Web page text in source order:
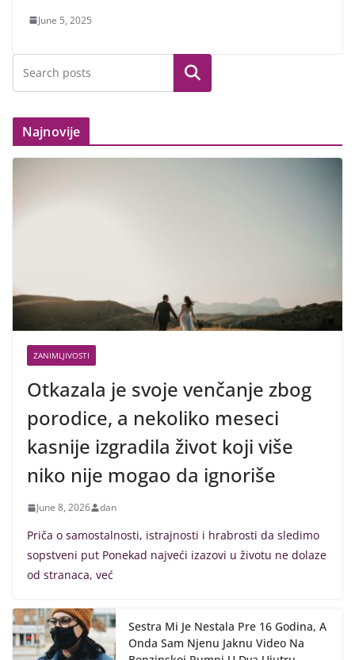
June 5, 2025
Search
Najnovije
ZANIMLJIVOSTI
Otkazala je svoje venčanje zbog
porodice, a nekoliko meseci
kasnije izgradila život koji više
niko nije mogao da ignoriše
June 8, 2026 dan
Priča o samostalnosti, istrajnosti i hrabrosti da sledimo
sopstveni put Ponekad najveći izazovi u životu ne dolaze
od stranaca, već
Sestra Mi Je Nestala Pre 16 Godina, A
Onda Sam Njenu Jaknu Video Na